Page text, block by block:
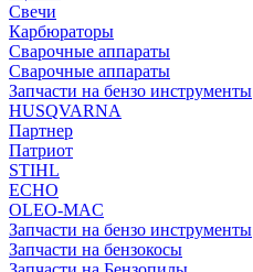
Свечи
Карбюраторы
Сварочные аппараты
Сварочные аппараты
Запчасти на бензо инструменты
HUSQVARNA
Партнер
Патриот
STIHL
ECHO
OLEO-MAC
Запчасти на бензо инструменты
Запчасти на бензокосы